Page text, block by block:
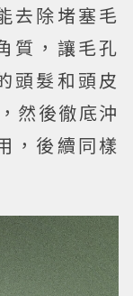
去除堵塞毛
質，讓毛孔
頭髮和頭皮
然後徹底沖
，後續同樣